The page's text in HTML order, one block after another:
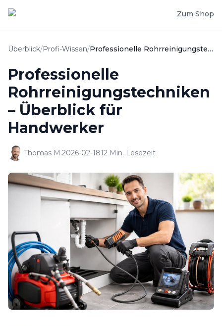
Zum Shop
Überblick/Profi-Wissen/ Professionelle Rohrreinigungstechniken – Überblick für Handwerker
Professionelle
Rohrreinigungstechniken
– Überblick für
Handwerker
Thomas M.2026-02-1812 Min. Lesezeit